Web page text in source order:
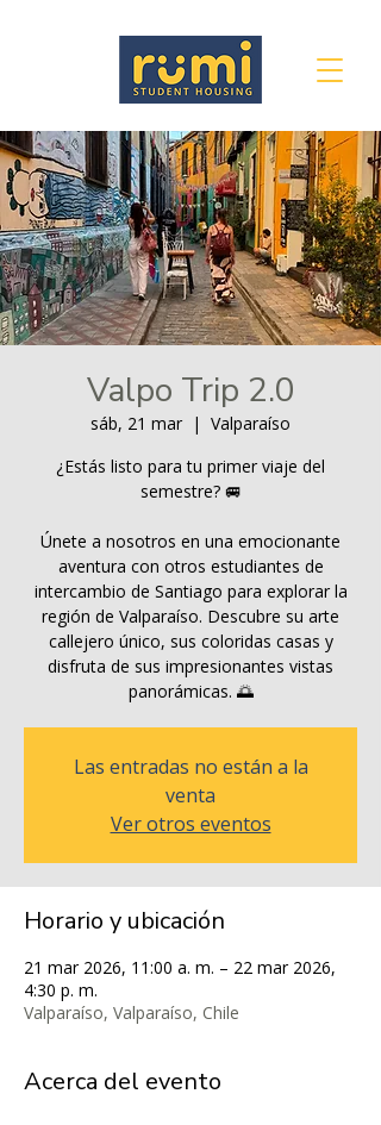
Valpo Trip 2.0
sáb, 21 mar
  |
Valparaíso
¿Estás listo para tu primer viaje del
semestre? 🚐
Únete a nosotros en una emocionante
aventura con otros estudiantes de
intercambio de Santiago para explorar la
región de Valparaíso. Descubre su arte
callejero único, sus coloridas casas y
disfruta de sus impresionantes vistas
panorámicas. 🌅
Las entradas no están a la
venta
Ver otros eventos
Horario y ubicación
21 mar 2026, 11:00 a. m. – 22 mar 2026,
4:30 p. m.
Valparaíso, Valparaíso, Chile
Acerca del evento